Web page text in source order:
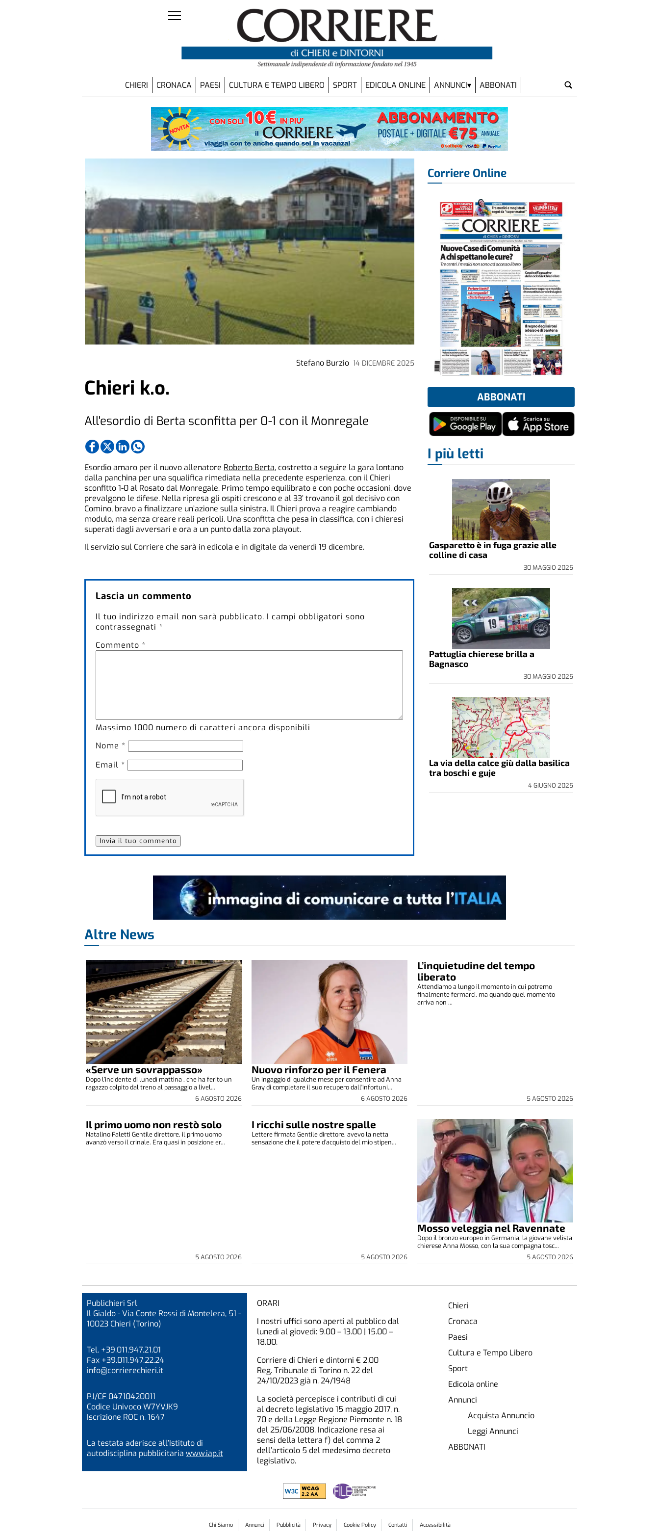
CHIERI CRONACA PAESI CULTURA E TEMPO LIBERO SPORT EDICOLA ONLINE ANNUNCI ABBONATI
Stefano Burzio 14 DICEMBRE 2025
Chieri k.o.
All'esordio di Berta sconfitta per 0-1 con il Monregale
Esordio amaro per il nuovo allenatore Roberto Berta, costretto a seguire la gara lontano
dalla panchina per una squalifica rimediata nella precedente esperienza, con il Chieri
sconfitto 1-0 al Rosato dal Monregale. Primo tempo equilibrato e con poche occasioni, dove
prevalgono le difese. Nella ripresa gli ospiti crescono e al 33’ trovano il gol decisivo con
Comino, bravo a finalizzare un’azione sulla sinistra. Il Chieri prova a reagire cambiando
modulo, ma senza creare reali pericoli. Una sconfitta che pesa in classifica, con i chieresi
superati dagli avversari e ora a un punto dalla zona playout.
Il servizio sul Corriere che sarà in edicola e in digitale da venerdì 19 dicembre.
Lascia un commento
Il tuo indirizzo email non sarà pubblicato. I campi obbligatori sono
contrassegnati *
Commento *
Massimo 1000 numero di caratteri ancora disponibili
Nome *
Email *
Corriere Online
ABBONATI
I più letti
Gasparetto è in fuga grazie alle
colline di casa
30 MAGGIO 2025
Pattuglia chierese brilla a
Bagnasco
30 MAGGIO 2025
La via della calce giù dalla basilica
tra boschi e guje
4 GIUGNO 2025
Altre News
«Serve un sovrappasso»
6 AGOSTO 2026
Dopo l’incidente di lunedì mattina , che ha ferito un
ragazzo colpito dal treno al passaggio a livel...
Nuovo rinforzo per il Fenera
6 AGOSTO 2026
Un ingaggio di qualche mese per consentire ad Anna
Gray di completare il suo recupero dall'infortuni...
L’inquietudine del tempo
liberato
5 AGOSTO 2026
Attendiamo a lungo il momento in cui potremo
finalmente fermarci, ma quando quel momento
arriva non ...
Il primo uomo non restò solo
5 AGOSTO 2026
Natalino Faletti Gentile direttore, il primo uomo
avanzò verso il crinale. Era quasi in posizione er...
I ricchi sulle nostre spalle
5 AGOSTO 2026
Lettere firmata Gentile direttore, avevo la netta
sensazione che il potere d’acquisto del mio stipen...
Mosso veleggia nel Ravennate
5 AGOSTO 2026
Dopo il bronzo europeo in Germania, la giovane velista
chierese Anna Mosso, con la sua compagna tosc...
Publichieri Srl
Il Gialdo - Via Conte Rossi di Montelera, 51 -
10023 Chieri (Torino)
Tel. +39.011.947.21.01
Fax +39.011.947.22.24
info@corrierechieri.it
P.I/CF 04710420011
Codice Univoco W7YVJK9
Iscrizione ROC n. 1647
La testata aderisce all’Istituto di
autodisciplina pubblicitaria www.iap.it
ORARI
I nostri uffici sono aperti al pubblico dal
lunedì al giovedì: 9.00 – 13.00 | 15.00 –
18.00.
Corriere di Chieri e dintorni € 2,00
Reg. Tribunale di Torino n. 22 del
24/10/2023 già n. 24/1948
La società percepisce i contributi di cui
al decreto legislativo 15 maggio 2017, n.
70 e della Legge Regione Piemonte n. 18
del 25/06/2008. Indicazione resa ai
sensi della lettera f) del comma 2
dell’articolo 5 del medesimo decreto
legislativo.
Chieri
Cronaca
Paesi
Cultura e Tempo Libero
Sport
Edicola online
Annunci
Acquista Annuncio
Leggi Annunci
ABBONATI
Chi Siamo Annunci Pubblicità Privacy Cookie Policy Contatti Accessibilità